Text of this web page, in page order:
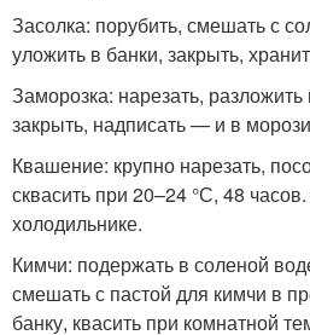
Засолка: порубить, смешать с
уложить в банки, закрыть,
Заморозка: нарезать, разложить
закрыть, надписать — и в
Квашение: крупно нарезать,
сквасить при 20–24 °С, 48
холодильнике.
Кимчи: подержать в соленой
смешать с пастой для кимчи в
банку, квасить при комнатной